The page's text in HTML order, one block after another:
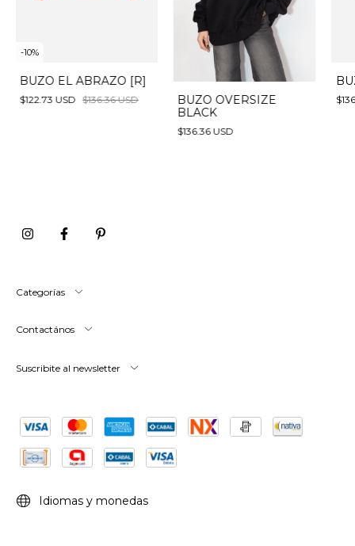
-10%
BUZO EL ABRAZO [R]
$122.73 USD $136.36 USD
BUZO OVERSIZE
BLACK
$136.36 USD
Categorías
Contactános
Suscribite al newsletter
Idiomas y monedas